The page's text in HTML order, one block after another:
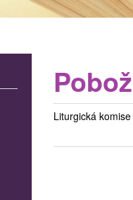
Liturgická